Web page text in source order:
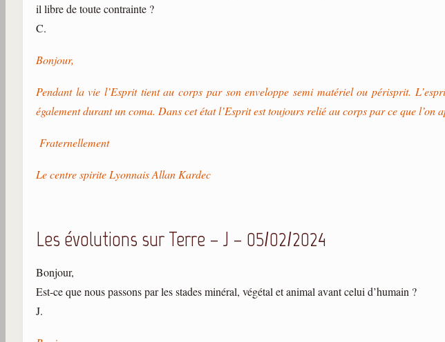
il libre de toute contrainte ?
C.
Bonjour,
Pendant la vie l’Esprit tient au corps par son enveloppe semi matériel ou périsprit.
également durant un coma. Dans cet état l’Esprit est toujours relié au corps par ce que
Fraternellement
Le centre spirite Lyonnais Allan Kardec
Les évolutions sur Terre – J – 05/02/2024
Bonjour,
Est-ce que nous passons par les stades minéral, végétal et animal avant celui d’humain ?
J.